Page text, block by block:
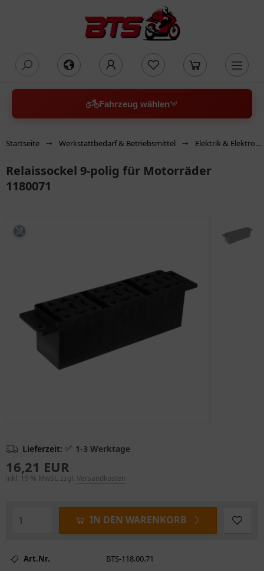
Fahrzeug wählen
Startseite Werkstattbedarf & Betriebsmittel Elektrik & Elektronik
Relaissockel 9-polig für Motorräder
1180071
Lieferzeit: ✅ 1-3 Werktage
16,21 EUR
inkl. 19 % MwSt. zzgl. Versandkosten
IN DEN WARENKORB
Art.Nr.
BTS-118.00.71